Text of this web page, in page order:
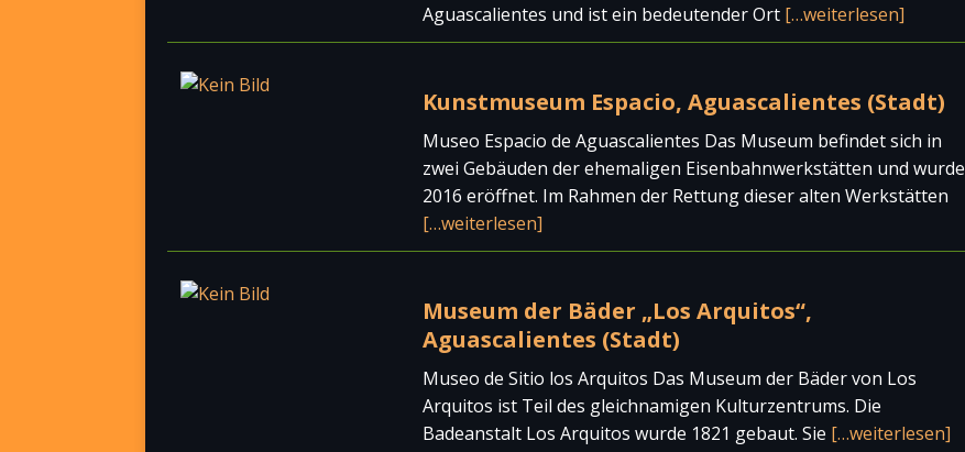
Aguascalientes und ist ein bedeutender Ort […weiterlesen]
Kunstmuseum Espacio, Aguascalientes (Stadt)
Museo Espacio de Aguascalientes Das Museum befindet sich in
zwei Gebäuden der ehemaligen Eisenbahnwerkstätten und wurde
2016 eröffnet. Im Rahmen der Rettung dieser alten Werkstätten
[…weiterlesen]
Museum der Bäder „Los Arquitos“,
Aguascalientes (Stadt)
Museo de Sitio los Arquitos Das Museum der Bäder von Los
Arquitos ist Teil des gleichnamigen Kulturzentrums. Die
Badeanstalt Los Arquitos wurde 1821 gebaut. Sie […weiterlesen]